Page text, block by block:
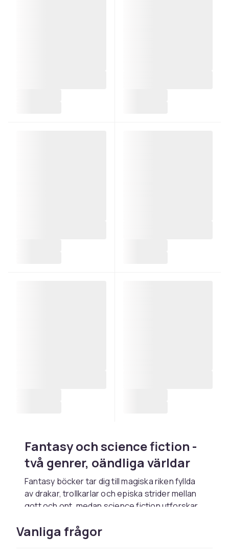
Fantasy och science fiction -
två genrer, oändliga världar
Fantasy böcker tar dig till magiska riken fyllda
av drakar, trollkarlar och episka strider mellan
gott och ont, medan science fiction utforskar
civilisationer. Hos CDON hittar du ett brett
utbud inom båda genrerna, från etablerade
Vanliga frågor